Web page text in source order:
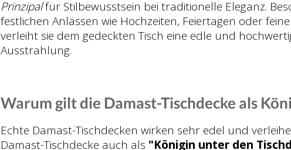
Prinzipalfür Stilbewusstsein bei traditionelle Eleganz.
festlichen Anlässen wie Hochzeiten, Feiertagen oder
verleiht sie dem gedeckten Tisch eine edle und
Ausstrahlung.
Warum gilt die Damast-Tischdecke als
Echte Damast-Tischdecken wirken sehr edel und
Damast-Tischdecke auch als "Königin unter den